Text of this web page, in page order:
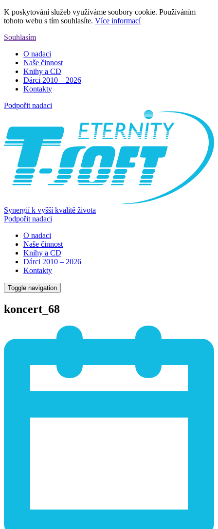
K poskytování služeb využíváme soubory cookie. Používáním
tohoto webu s tím souhlasíte. Více informací
Souhlasím
O nadaci
Naše činnost
Knihy a CD
Dárci 2010 – 2026
Kontakty
Podpořit nadaci
Synergií k vyšší kvalitě života
Podpořit nadaci
O nadaci
Naše činnost
Knihy a CD
Dárci 2010 – 2026
Kontakty
Toggle navigation
koncert_68